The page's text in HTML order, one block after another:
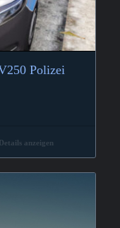
Polizei
Details anzeigen